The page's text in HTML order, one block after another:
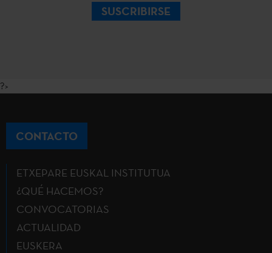
SUSCRIBIRSE
?>
CONTACTO
ETXEPARE EUSKAL INSTITUTUA
¿QUÉ HACEMOS?
CONVOCATORIAS
ACTUALIDAD
EUSKERA